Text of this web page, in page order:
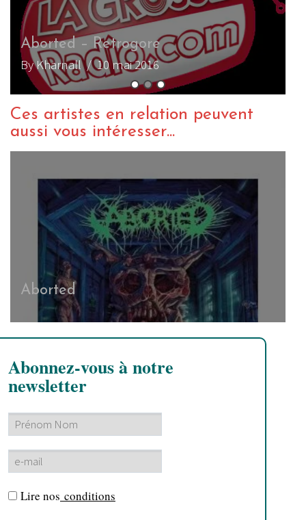
Ces artistes en relation peuvent
aussi vous intéresser...
Aborted
Abonnez-vous à notre
newsletter
Lire nos conditions